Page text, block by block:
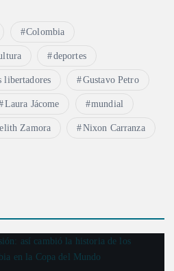
Colombia
deportes
libertadores Gustavo Petro
Laura Jácome mundial
Zamora Nixon Carranza